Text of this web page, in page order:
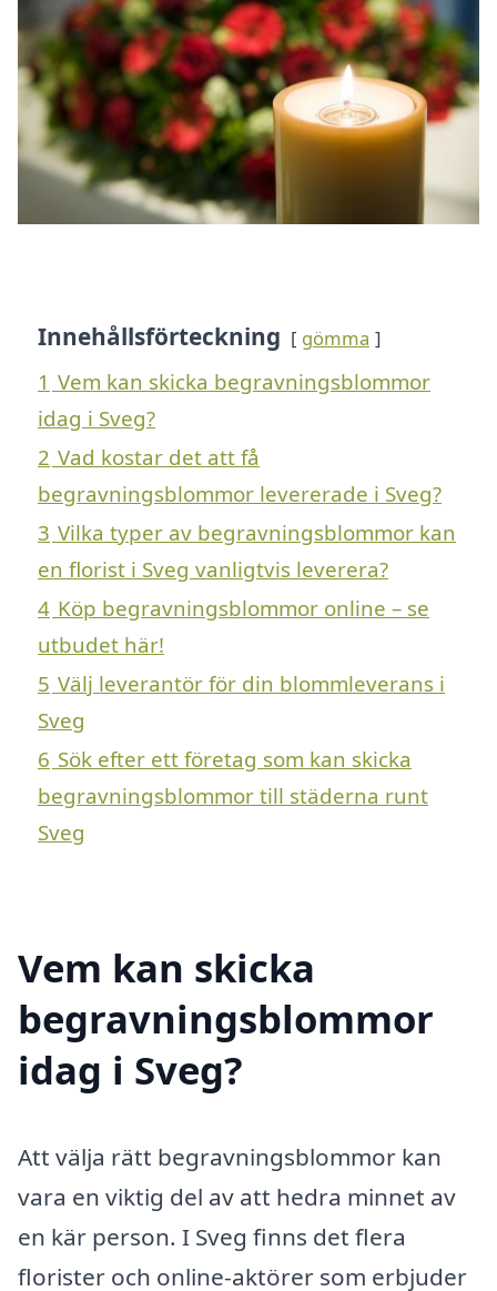
Innehållsförteckning gömma
1 Vem kan skicka begravningsblommor
idag i Sveg?
2 Vad kostar det att få
begravningsblommor levererade i Sveg?
3 Vilka typer av begravningsblommor kan
en florist i Sveg vanligtvis leverera?
4 Köp begravningsblommor online – se
utbudet här!
5 Välj leverantör för din blommleverans i
Sveg
6 Sök efter ett företag som kan skicka
begravningsblommor till städerna runt
Sveg
Vem kan skicka
begravningsblommor
idag i Sveg?
Att välja rätt begravningsblommor kan
vara en viktig del av att hedra minnet av
en kär person. I Sveg finns det flera
florister och online-aktörer som erbjuder